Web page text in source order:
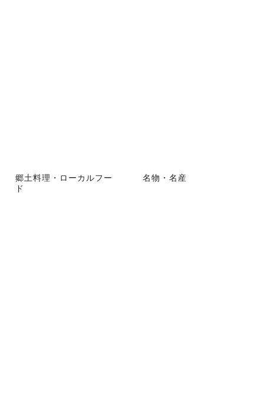
郷土料理・ローカルフー
ド
名物・名産